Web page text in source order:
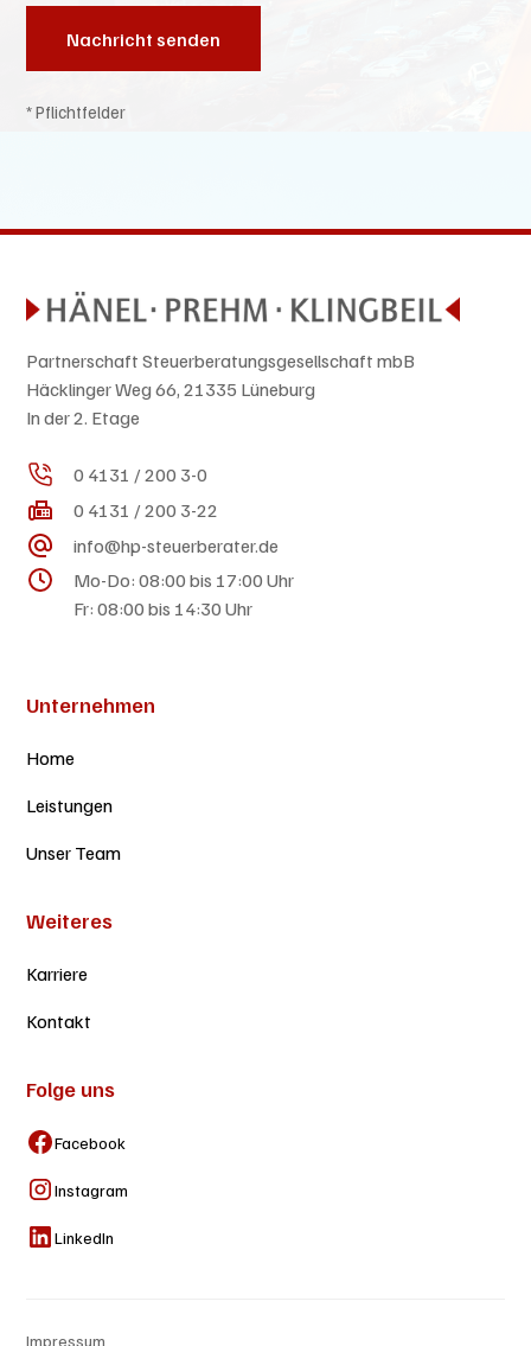
* Pflichtfelder
Partnerschaft Steuerberatungsgesellschaft mbB
Häcklinger Weg 66, 21335 Lüneburg
In der 2. Etage
0 4131 / 200 3-0
0 4131 / 200 3-22
info@hp-steuerberater.de
Mo-Do: 08:00 bis 17:00 Uhr
Fr: 08:00 bis 14:30 Uhr
Unternehmen
Home
Leistungen
Unser Team
Weiteres
Karriere
Kontakt
Folge uns
Facebook
Instagram
LinkedIn
Impressum